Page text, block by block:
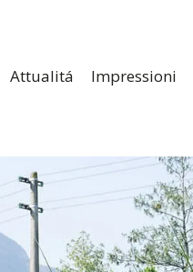
Attualitá Impressioni